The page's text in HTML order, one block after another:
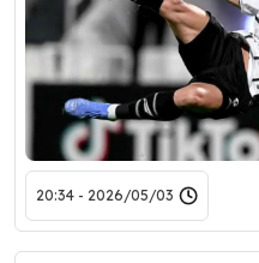
2026/05/03 - 20:34